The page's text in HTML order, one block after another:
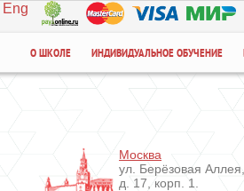
Eng
О ШКОЛЕ ИНДИВИДУАЛЬНОЕ ОБУЧЕНИЕ
Москва
ул. Берёзовая Аллея,
д. 17, корп. 1.